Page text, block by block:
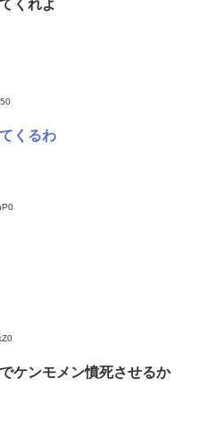
くれよ
くるわ
ケンモメン憤死させるか